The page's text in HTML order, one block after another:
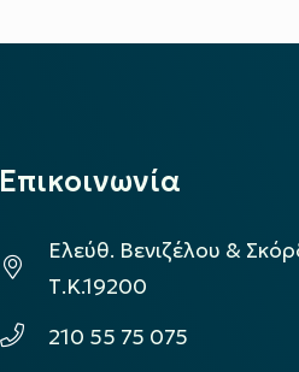
Επικοινωνία
Ελεύθ. Βενιζέλου &
Τ.Κ.19200
210 55 75 075